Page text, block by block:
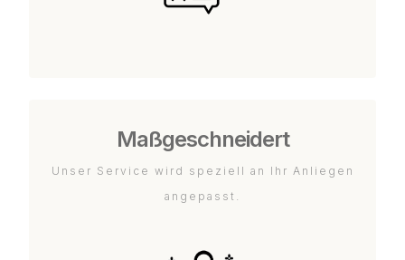
Maßgeschneidert
Unser Service wird speziell an Ihr Anliegen
angepasst.